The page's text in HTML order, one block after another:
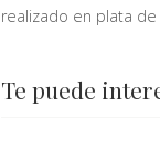
realizado en plata
Te puede